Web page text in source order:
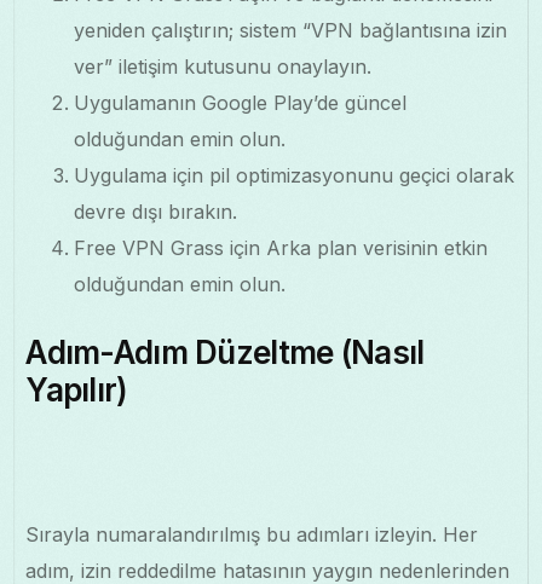
yeniden çalıştırın; sistem “VPN bağlantısına izin
ver” iletişim kutusunu onaylayın.
Uygulamanın Google Play’de güncel
olduğundan emin olun.
Uygulama için pil optimizasyonunu geçici olarak
devre dışı bırakın.
Free VPN Grass için Arka plan verisinin etkin
olduğundan emin olun.
Adım-Adım Düzeltme (Nasıl
Yapılır)
Sırayla numaralandırılmış bu adımları izleyin. Her
adım, izin reddedilme hatasının yaygın nedenlerinden